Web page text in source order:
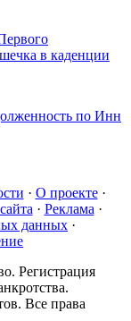
в каденции
по Инн
· О проекте·
· Реклама ·
данных ·
Регистрация
Все права